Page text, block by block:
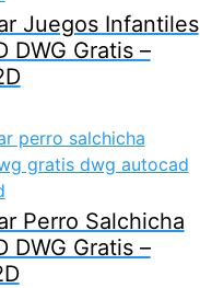
Juegos Infantiles
DWG Gratis –
Perro Salchicha
DWG Gratis –